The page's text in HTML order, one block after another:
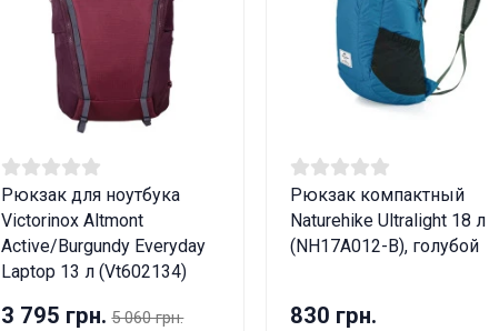
Рюкзак для ноутбука
Victorinox Altmont
Active/Burgundy Everyday
Laptop 13 л (Vt602134)
3 795 грн. 5 060 грн.
Рюкзак компактный
Naturehike Ultralight 18 л
(NH17A012-B), голубой
830 грн.